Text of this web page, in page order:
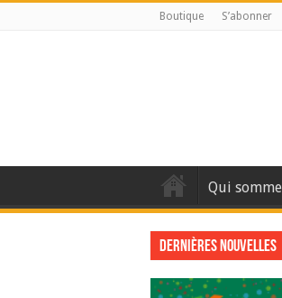
Boutique S’abonner
Qui
Dernières nouvelles